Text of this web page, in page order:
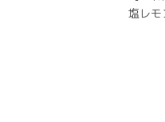
塩レモ